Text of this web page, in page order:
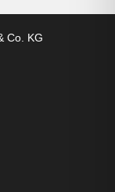
Co. KG